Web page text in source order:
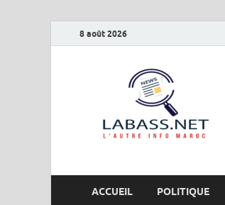
8 août 2026
ACCUEIL POLITIQUE